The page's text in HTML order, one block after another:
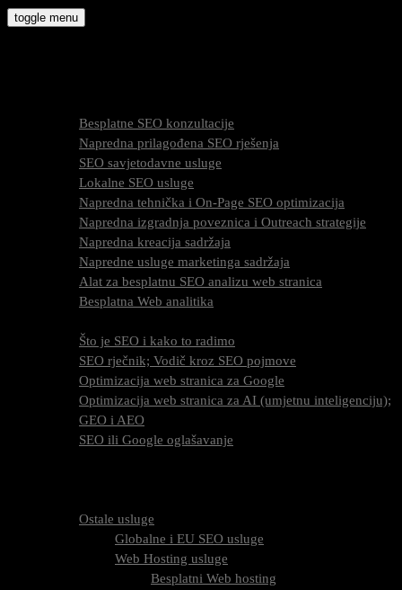
Skip
toggle menu
Besplatne SEO konzultacije
Napredna prilagođena SEO rješenja
SEO savjetodavne usluge
Lokalne SEO usluge
Napredna tehnička i On-Page SEO optimizacija
Napredna izgradnja poveznica i Outreach strategije
Napredna kreacija sadržaja
Napredne usluge marketinga sadržaja
Alat za besplatnu SEO analizu web stranica
Besplatna Web analitika
Što je SEO i kako to radimo
SEO rječnik; Vodič kroz SEO pojmove
Optimizacija web stranica za Google
Optimizacija web stranica za AI (umjetnu inteligenciju);
GEO i AEO
SEO ili Google oglašavanje
Ostale usluge
Globalne i EU SEO usluge
Web Hosting usluge
Besplatni Web hosting